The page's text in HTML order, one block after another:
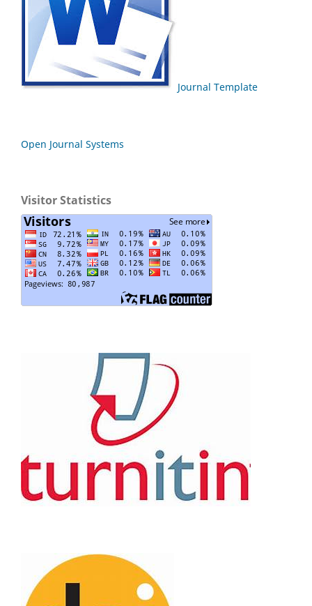
Journal Template
Open Journal Systems
Visitor Statistics